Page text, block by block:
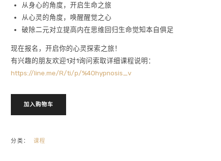
从身心的角度，开启生命之旅
从心灵的角度，唤醒醒觉之心
破除二元对立提高内在思维回归生命觉知本自俱足
现在报名，开启你的心灵探索之旅！
有兴趣的朋友欢迎1对1询问索取详细课程说明：
https://line.me/R/ti/p/%40hypnosis_v
加入购物车
分类： 课程